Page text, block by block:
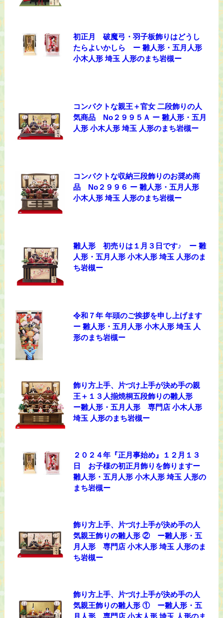
初正月 破魔弓・羽子板飾りはどうし
たらよいかしら ー 雛人形・五月人形
小木人形 埼玉 人形のまち岩槻ー
コンパクトな親王＋官女 二段飾りの人
気商品 No２９９５Ａ ー 雛人形・五月
人形 小木人形 埼玉 人形のまち岩槻ー
コンパクトな収納三段飾りのお奨め商
品 No２９９６ ー 雛人形・五月人形
小木人形 埼玉 人形のまち岩槻ー
雛人形 初売りは１月３日です♪ ー 雛
人形・五月人形 小木人形 埼玉 人形のま
ち岩槻ー
令和７年 年頭のご挨拶を申し上げます
ー 雛人形・五月人形 小木人形 埼玉 人
形のまち岩槻ー
飾り方上手、片づけ上手が決め手の親
王＋１３人揃焼桐五段飾りの雛人形
ー雛人形・五月人形 専門店 小木人形
埼玉 人形のまち岩槻ー
２０２４年『正月事始め』１２月１３
日 お子様の初正月飾りを飾りますー
雛人形・五月人形 小木人形 埼玉 人形の
まち岩槻ー
飾り方上手、片づけ上手が決め手の人
気親王飾りの雛人形 ② ー雛人形・五
月人形 専門店 小木人形 埼玉 人形のま
ち岩槻ー
飾り方上手、片づけ上手が決め手の人
気親王飾りの雛人形 ① ー雛人形・五
月人形 専門店 小木人形 埼玉 人形のま